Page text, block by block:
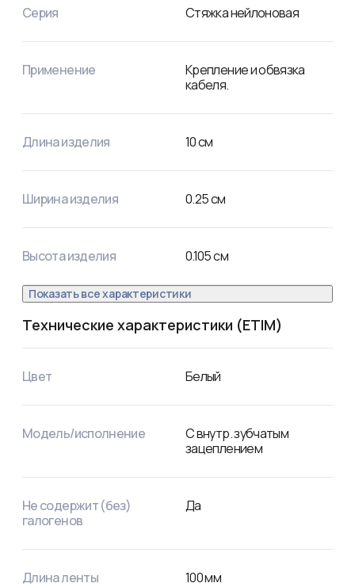
Серия Стяжка нейлоновая
Применение
Крепление и обвязка
кабеля.
Длина изделия 10см
Ширина изделия 0.25см
Высота изделия 0.105см
Показать все характеристики
Технические характеристики (ETIM)
Цвет Белый
Модель/исполнение
С внутр. зубчатым
зацеплением
Не содержит (без)
галогенов
Да
Длина ленты 100мм